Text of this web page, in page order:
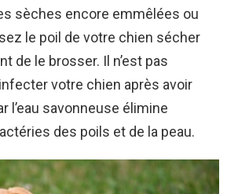
sèches encore emmêlées ou
le poil de votre chien sécher
de le brosser. Il n’est pas
votre chien après avoir
l’eau savonneuse élimine
des poils et de la peau.